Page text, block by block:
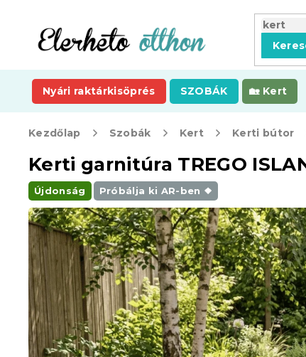
tartalomhoz
Nyári raktárkisöprés SZOBÁK Kert
Kezdőlap Szobák Kert Kerti bútor
Kerti garnitúra TREGO
Újdonság Próbálja ki AR-ben ❖